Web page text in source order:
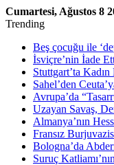
Cumartesi, Ağustos 8
Trending
Beş çocuğu ile
İsviçre’nin İade
Stuttgart’ta
Sahel’den
Avrupa’da
Uzayan Savaş,
Almanya’nın
Fransız
Bologna’da
Suruç